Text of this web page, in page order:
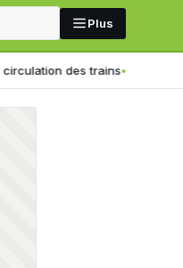
Plus
trains Formation